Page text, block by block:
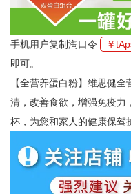
手机用户复制淘口令 ￥
即可。
【全营养蛋白粉】维思健
清，改善食欲，增强免疫力
杯，为您和家人的健康保驾